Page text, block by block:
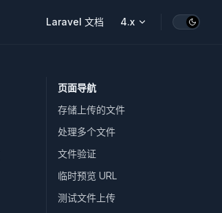
Laravel 文档 4.x
页面导航
存储上传的文件
处理多个文件
文件验证
临时预览 URL
测试文件上传